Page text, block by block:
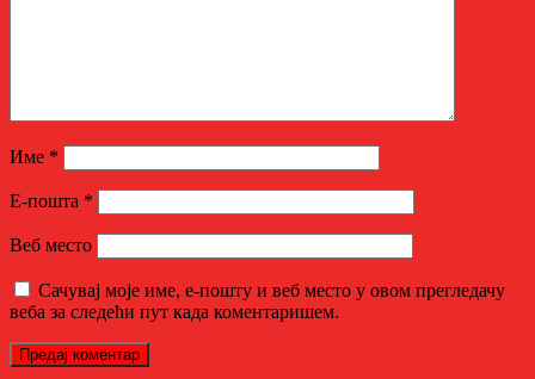
Име *
Е-пошта *
Веб место
Сачувај моје име, е-пошту и веб место у овом прегледачу
веба за следећи пут када коментаришем.